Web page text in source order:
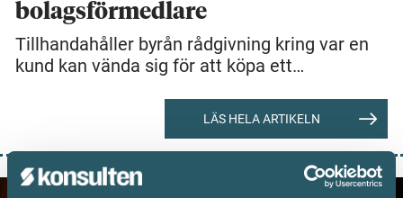
bolagsförmedlare
Tillhandahåller byrån rådgivning kring var en
kund kan vända sig för att köpa ett…
LÄS HELA ARTIKELN